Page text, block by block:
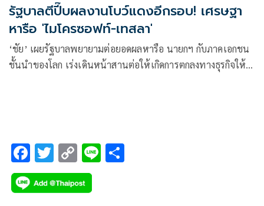
รัฐบาลตีปี๊บผลงานโบว์แดงอีกรอบ! เศรษฐา
หารือ 'ไมโครซอฟท์-เทสลา'
‘ชัย’ เผยรัฐบาลพยายามต่อยอดผลหารือ นายกฯ กับภาคเอกชน
ชั้นนำของโลก เร่งเดินหน้าสานต่อให้เกิดการตกลงทางธุรกิจให้
F
ac
e
T
wi
tt
C
o
p
Li